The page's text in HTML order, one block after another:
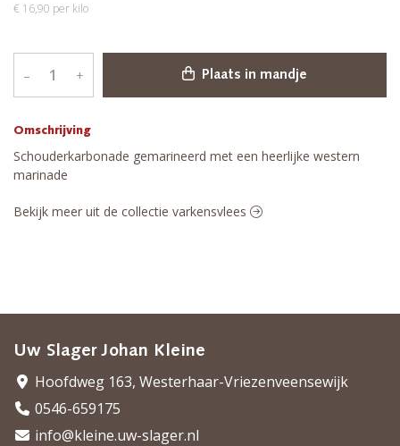
Omschrijving
Schouderkarbonade gemarineerd met een heerlijke western
marinade
€ 16,90 per kilo
– + Plaats in mandje
Bekijk meer uit de collectie varkensvlees
Uw Slager Johan Kleine
Hoofdweg 163, Westerhaar-Vriezenveensewijk
0546-659175
info@kleine.uw-slager.nl